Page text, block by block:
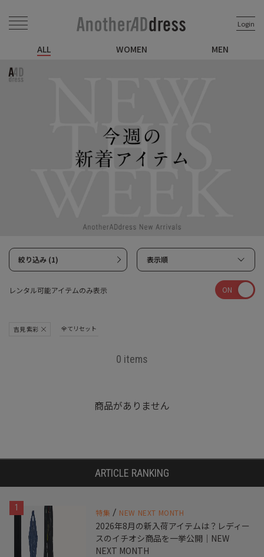
Login
ALL WOMEN MEN
絞り込み (1) 表示順
レンタル可能アイテムのみ表示 ON
吉見 紫彩 全てリセット
0 items
商品がありません
ARTICLE RANKING
1 特集 / NEW NEXT MONTH
2026年8月の新入荷アイテムは？レディー
スのイチオシ商品を一挙公開｜NEW
NEXT MONTH